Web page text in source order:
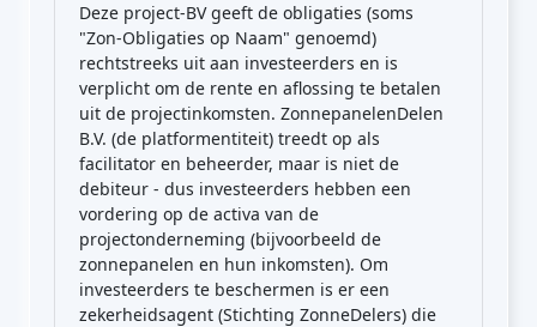
Deze project-BV geeft de obligaties (soms
"Zon-Obligaties op Naam" genoemd)
rechtstreeks uit aan investeerders en is
verplicht om de rente en aflossing te betalen
uit de projectinkomsten. ZonnepanelenDelen
B.V. (de platformentiteit) treedt op als
facilitator en beheerder, maar is niet de
debiteur - dus investeerders hebben een
vordering op de activa van de
projectonderneming (bijvoorbeeld de
zonnepanelen en hun inkomsten). Om
investeerders te beschermen is er een
zekerheidsagent (Stichting ZonneDelers) die